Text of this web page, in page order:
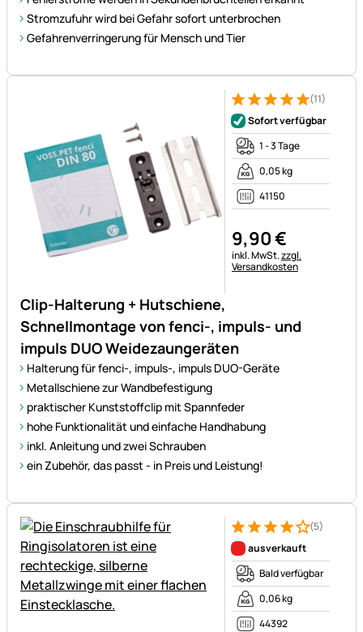
Stromzufuhr wird bei Gefahr sofort unterbrochen
Gefahrenverringerung für Mensch und Tier
Clip-Halterung + Hutschiene,
Schnellmontage von fenci-, impuls- und
impuls DUO Weidezaungeräten
Halterung für fenci-, impuls-, impuls DUO-Geräte
Metallschiene zur Wandbefestigung
praktischer Kunststoffclip mit Spannfeder
hohe Funktionalität und einfache Handhabung
inkl. Anleitung und zwei Schrauben
ein Zubehör, das passt - in Preis und Leistung!
Bewertung: 5 von 5 (11
11 Bewertungen
(11)
Sofort verfügbar
1 - 3 Tage
0,05 kg
41150
9,90€
Steuerhinweis:
inkl. MwSt.zzgl.
Versandkosten
Bewertung: 4 von 5 (5
5 Bewertungen
(5)
ausverkauft
Bald verfügbar
0,06 kg
44392